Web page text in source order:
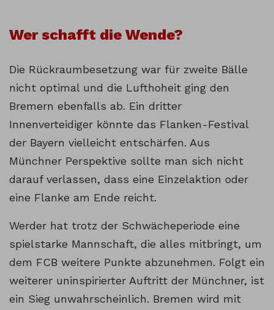
Wer schafft die Wende?
Die Rückraumbesetzung war für zweite Bälle
nicht optimal und die Lufthoheit ging den
Bremern ebenfalls ab. Ein dritter
Innenverteidiger könnte das Flanken-Festival
der Bayern vielleicht entschärfen. Aus
Münchner Perspektive sollte man sich nicht
darauf verlassen, dass eine Einzelaktion oder
eine Flanke am Ende reicht.
Werder hat trotz der Schwächeperiode eine
spielstarke Mannschaft, die alles mitbringt, um
dem FCB weitere Punkte abzunehmen. Folgt ein
weiterer uninspirierter Auftritt der Münchner, ist
ein Sieg unwahrscheinlich. Bremen wird mit